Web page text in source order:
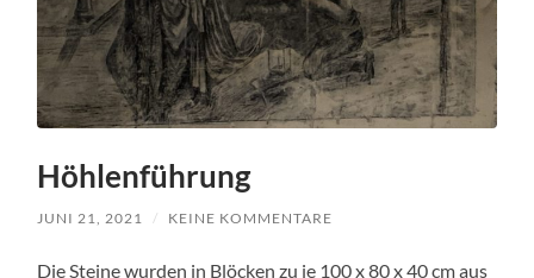
Höhlenführung
JUNI 21, 2021 / KEINE KOMMENTARE
Die Steine wurden in Blöcken zu je 100 x 80 x 40 cm aus